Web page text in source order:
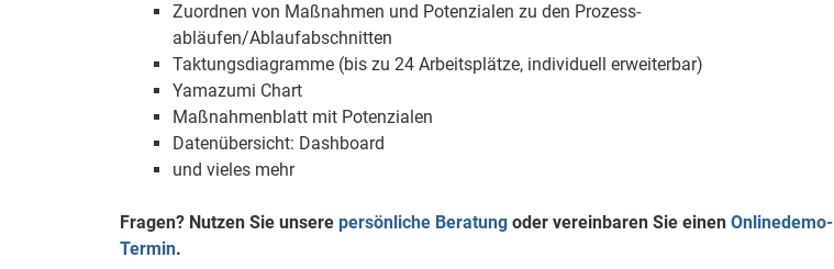
Zuordnen von Maßnahmen und Potenzialen zu den Prozess-
abläufen/Ablaufabschnitten
Taktungsdiagramme (bis zu 24 Arbeitsplätze, individuell erweiterbar)
Yamazumi Chart
Maßnahmenblatt mit Potenzialen
Datenübersicht: Dashboard
und vieles mehr
Fragen? Nutzen Sie unsere persönliche Beratung oder vereinbaren Sie einen Onlinedemo-
Termin.